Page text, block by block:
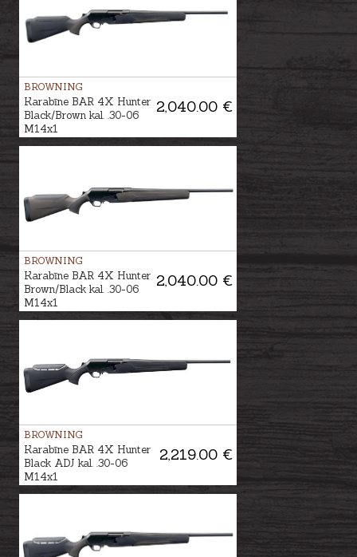
BROWNING
2,040.00 €
Karabīne BAR 4X Hunter
Black/Brown kal. .30-06
M14x1
BROWNING
2,040.00 €
Karabīne BAR 4X Hunter
Brown/Black kal. .30-06
M14x1
BROWNING
2,219.00 €
Karabīne BAR 4X Hunter
Black ADJ kal. .30-06
M14x1